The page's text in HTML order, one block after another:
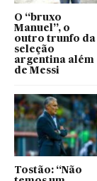
O “bruxo
Manuel”, o
outro trunfo da
seleção
argentina além
de Messi
Tostão: “Não